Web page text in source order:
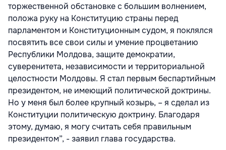
торжественной обстановке с большим волнением,
положа руку на Конституцию страны перед
парламентом и Конституционным судом, я поклялся
посвятить все свои силы и умение процветанию
Республики Молдова, защите демократии,
суверенитета, независимости и территориальной
целостности Молдовы. Я стал первым беспартийным
президентом, не имеющий политической доктрины.
Но у меня был более крупный козырь, – я сделал из
Конституции политическую доктрину. Благодаря
этому, думаю, я могу считать себя правильным
президентом”, - заявил глава государства.